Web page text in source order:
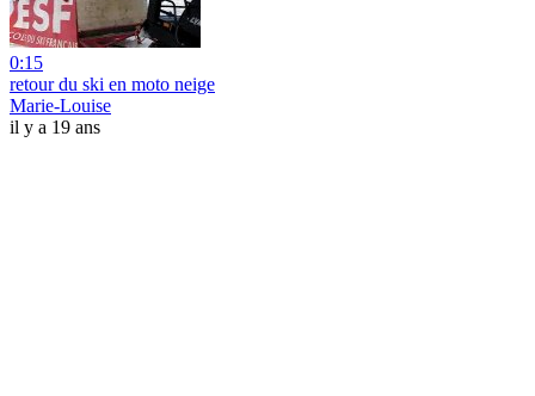
0:15
retour du ski en moto neige
Marie-Louise
il y a 19 ans